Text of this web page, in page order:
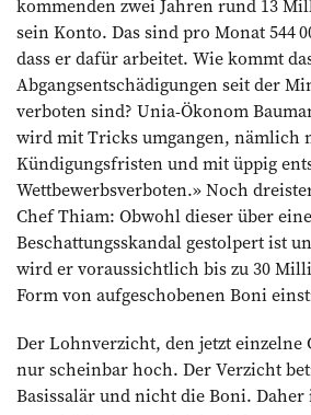
kommenden zwei Jahren rund 13
sein Konto. Das sind pro Monat 544
dass er dafür arbeitet. Wie kommt
Abgangsentschädigungen seit der
verboten sind? Unia-Ökonom
wird mit Tricks umgangen, nämlich
Kündigungsfristen und mit üppig
Wettbewerbsverboten.» Noch
Chef Thiam: Obwohl dieser über
Beschattungsskandal gestolpert ist
wird er voraussichtlich bis zu 30
Form von aufgeschobenen Boni
Der Lohnverzicht, den jetzt einzelne
nur scheinbar hoch. Der Verzicht
Basissalär und nicht die Boni. Daher